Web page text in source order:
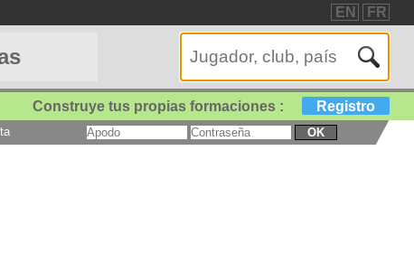
EN FR
Construye tus propias formaciones : Registro
OK